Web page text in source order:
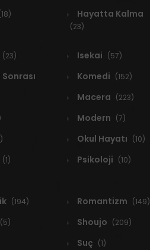
Hayatta Kalma
(23)
(23) Isekai (57)
Komedi (152)
Macera (223)
Modern (7)
Okul Hayatı (10)
(1) Psikoloji (10)
(194) Romantizm (149)
(5) Shoujo (209)
Suç (1)